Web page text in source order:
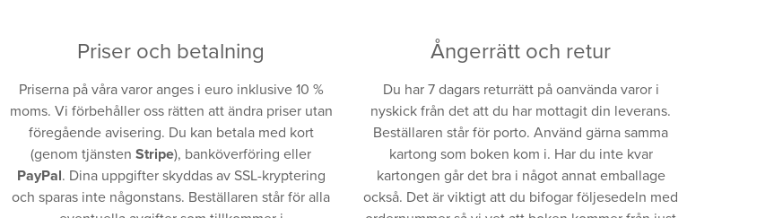
Priser och betalning
Priserna på våra varor anges i euro inklusive 10 %
moms. Vi förbehåller oss rätten att ändra priser utan
föregående avisering. Du kan betala med kort
(genom tjänstenStripe), banköverföring eller
PayPal. Dina uppgifter skyddas av SSL-kryptering
och sparas inte någonstans. Beställaren står för alla
Ångerrätt och retur
Du har 7 dagars returrätt på oanvända varor i
nyskick från det att du har mottagit din leverans.
Beställaren står för porto. Använd gärna samma
kartong som boken kom i. Har du inte kvar
kartongen går det bra i något annat emballage
också. Det är viktigt att du bifogar följesedeln med